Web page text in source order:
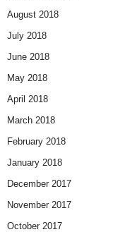
August 2018
July 2018
June 2018
May 2018
April 2018
March 2018
February 2018
January 2018
December 2017
November 2017
October 2017